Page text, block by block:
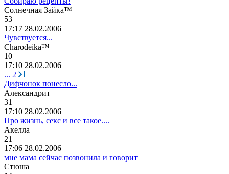
Солнечная Зайка™
53
17:17 28.02.2006
Чувствуется...
Charodeika™
10
17:10 28.02.2006
... 2
Дифчонок понесло...
Aлександрит
31
17:10 28.02.2006
Про жизнь, секс и все такое....
Акелла
21
17:06 28.02.2006
мне мама сейчас позвонила и говорит
Стюша